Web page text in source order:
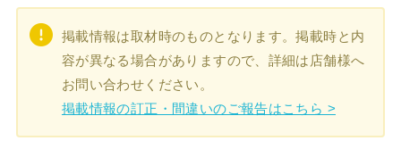
掲載情報は取材時のものとなります。掲載時と内
容が異なる場合がありますので、詳細は店舗様へ
お問い合わせください。
掲載情報の訂正・間違いのご報告はこちら >